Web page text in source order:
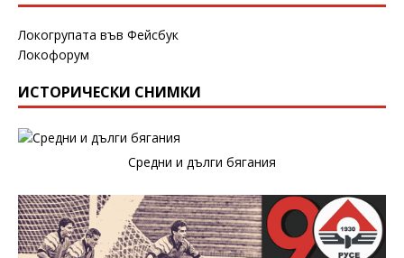
Локогрупата във Фейсбук
Локофорум
ИСТОРИЧЕСКИ СНИМКИ
Средни и дълги бягания